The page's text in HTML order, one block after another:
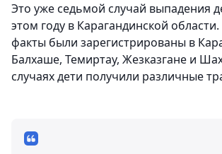
Это уже седьмой случай выпадения
этом году в Карагандинской
факты были зарегистрированы в
Балхаше, Темиртау, Жезказгане и
случаях дети получили различные